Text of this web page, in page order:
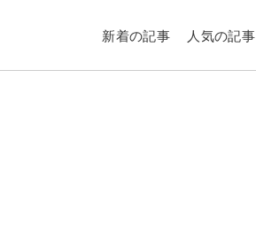
新着の記事 人気の記事